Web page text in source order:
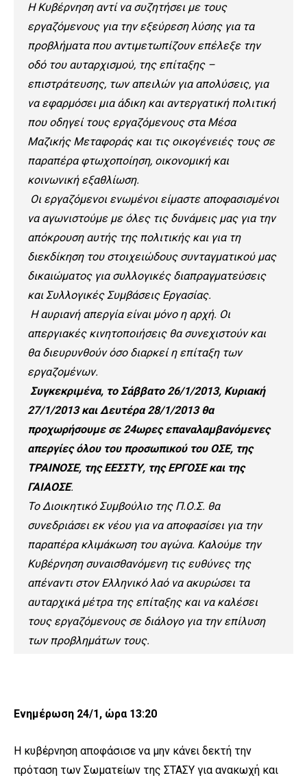
Η Κυβέρνηση αντί να συζητήσει με τους
εργαζόμενους για την εξεύρεση λύσης για τα
προβλήματα που αντιμετωπίζουν επέλεξε την
οδό του αυταρχισμού, της επίταξης –
επιστράτευσης, των απειλών για απολύσεις, για
να εφαρμόσει μια άδικη και αντεργατική πολιτική
που οδηγεί τους εργαζόμενους στα Μέσα
Μαζικής Μεταφοράς και τις οικογένειές τους σε
παραπέρα φτωχοποίηση, οικονομική και
κοινωνική εξαθλίωση.
Οι εργαζόμενοι ενωμένοι είμαστε αποφασισμένοι
να αγωνιστούμε με όλες τις δυνάμεις μας για την
απόκρουση αυτής της πολιτικής και για τη
διεκδίκηση του στοιχειώδους συνταγματικού μας
δικαιώματος για συλλογικές διαπραγματεύσεις
και Συλλογικές Συμβάσεις Εργασίας.
Η αυριανή απεργία είναι μόνο η αρχή. Οι
απεργιακές κινητοποιήσεις θα συνεχιστούν και
θα διευρυνθούν όσο διαρκεί η επίταξη των
εργαζομένων.
Συγκεκριμένα, το Σάββατο 26/1/2013, Κυριακή
27/1/2013 και Δευτέρα 28/1/2013 θα
προχωρήσουμε σε 24ωρες επαναλαμβανόμενες
απεργίες όλου του προσωπικού του ΟΣΕ, της
ΤΡΑΙΝΟΣΕ, της ΕΕΣΣΤΥ, της ΕΡΓΟΣΕ και της
ΓΑΙΑΟΣΕ.
Το Διοικητικό Συμβούλιο της Π.Ο.Σ. θα
συνεδριάσει εκ νέου για να αποφασίσει για την
παραπέρα κλιμάκωση του αγώνα. Καλούμε την
Κυβέρνηση συναισθανόμενη τις ευθύνες της
απέναντι στον Ελληνικό λαό να ακυρώσει τα
αυταρχικά μέτρα της επίταξης και να καλέσει
τους εργαζόμενους σε διάλογο για την επίλυση
των προβλημάτων τους.
Ενημέρωση 24/1, ώρα 13:20
Η κυβέρνηση αποφάσισε να μην κάνει δεκτή την
πρόταση των Σωματείων της ΣΤΑΣΥ για ανακωχή και